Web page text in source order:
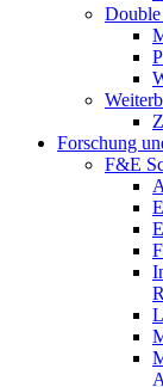
Forschung
F&E